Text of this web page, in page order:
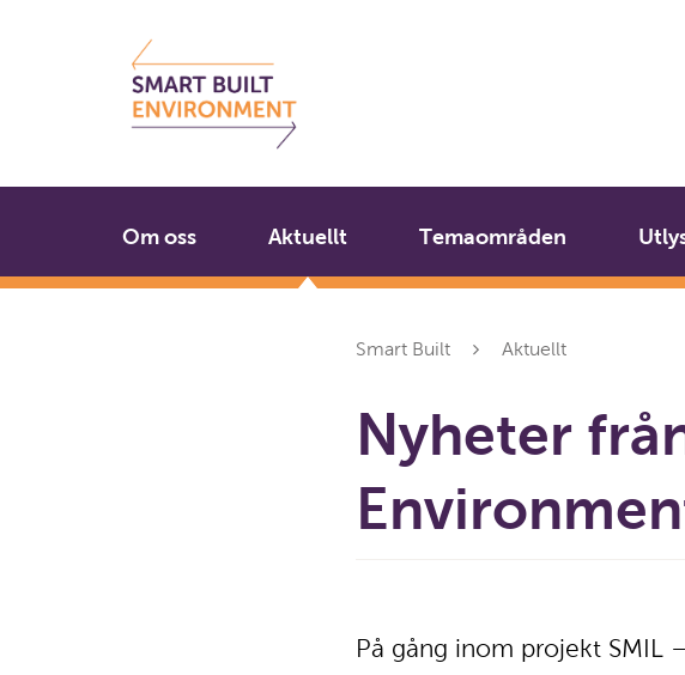
Om oss Aktuellt Temaområden
Smart Built Aktuellt
Nyheter
På gång inom projekt SMIL